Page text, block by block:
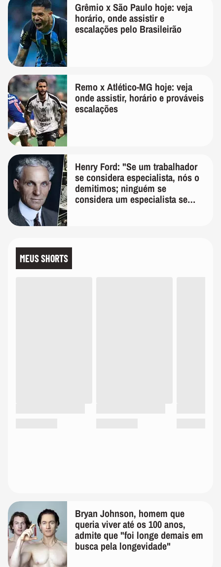
Grêmio x São Paulo hoje: veja
horário, onde assistir e
escalações pelo Brasileirão
Remo x Atlético-MG hoje: veja
onde assistir, horário e prováveis
escalações
Henry Ford: "Se um trabalhador
se considera especialista, nós o
demitimos; ninguém se
considera um especialista se
MEUS SHORTS
Bryan Johnson, homem que
queria viver até os 100 anos,
admite que "foi longe demais em
busca pela longevidade"